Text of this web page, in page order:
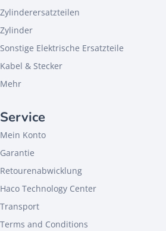
Zylinderersatzteilen
Zylinder
Sonstige Elektrische Ersatzteile
Kabel & Stecker
Mehr
Service
Mein Konto
Garantie
Retourenabwicklung
Haco Technology Center
Transport
Terms and Conditions